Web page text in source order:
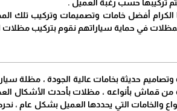
تركيبها حسب رغبة العميل .
الكرام أفضل خامات وتصميمات وتركيب تلك
في حماية سياراتهم نقوم بتركيب مظلات
حديثة بخامات عالية الجودة ، مظلة
قماش بأنواعه ، مظلات بأحدث الأشكال
والخامات التي يحددها العميل بشكل عام